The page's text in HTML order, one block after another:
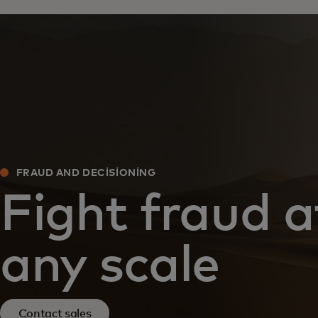
FRAUD AND DECISIONING
Fight fraud
any scale
Contact sales